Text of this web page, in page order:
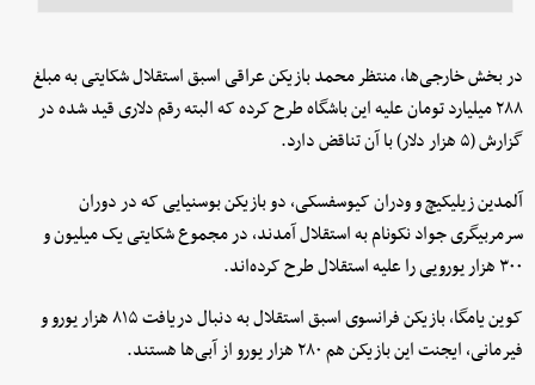
در بخش خارجی‌ها، منتظر محمد بازیکن عراقی اسبق استقلال شکایتی به مبلغ
۲۸۸ میلیارد تومان علیه این باشگاه طرح کرده که البته رقم دلاری قید شده در
گزارش (۵ هزار دلار) با آن تناقض دارد.
آلمدین زیلیکیچ و ودران کیوسفسکی، دو بازیکن بوسنیایی که در دوران
سرمربیگری جواد نکونام به استقلال آمدند، در مجموع شکایتی یک میلیون و
۳۰۰ هزار یورویی را علیه استقلال طرح کرده‌اند.
کوین یامگا، بازیکن فرانسوی اسبق استقلال به دنبال دریافت ۸۱۵ هزار یورو و
فیرمانی، ایجنت این بازیکن هم ۲۸۰ هزار یورو از آبی‌ها هستند.